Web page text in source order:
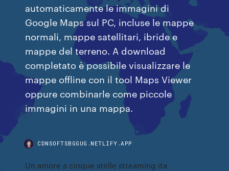
automaticamente le immagini di
Google Maps sul PC, incluse le mappe
normali, mappe satellitari, ibride e
mappe del terreno. A download
completato è possibile visualizzare le
mappe offline con il tool Maps Viewer
oppure combinarle come piccole
immagini in una mappa.
CDNSOFTSBGGUG.NETLIFY.APP
Un amore a cinque stelle streaming ita